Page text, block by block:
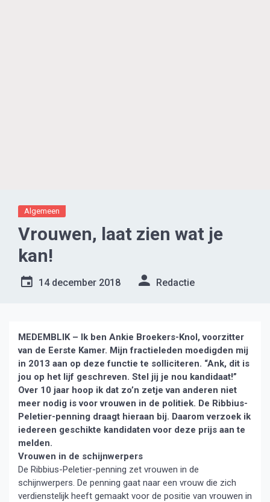
Algemeen
Vrouwen, laat zien wat je
kan!
14 december 2018 Redactie
MEDEMBLIK – Ik ben Ankie Broekers-Knol, voorzitter
van de Eerste Kamer. Mijn fractieleden moedigden mij
in 2013 aan op deze functie te solliciteren. “Ank, dit is
jou op het lijf geschreven. Stel jij je nou kandidaat!”
Over 10 jaar hoop ik dat zo’n zetje van anderen niet
meer nodig is voor vrouwen in de politiek. De Ribbius-
Peletier-penning draagt hieraan bij. Daarom verzoek ik
iedereen geschikte kandidaten voor deze prijs aan te
melden.
Vrouwen in de schijnwerpers
De Ribbius-Peletier-penning zet vrouwen in de
schijnwerpers. De penning gaat naar een vrouw die zich
verdienstelijk heeft gemaakt voor de positie van vrouwen in